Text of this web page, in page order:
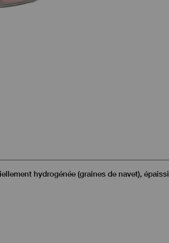
hydrogénée (graines de navet),